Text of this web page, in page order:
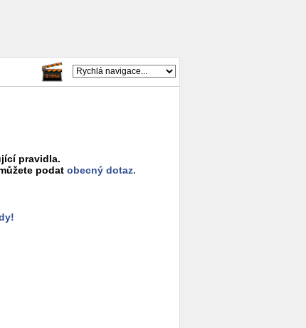
pravidla.
podat obecný dotaz.